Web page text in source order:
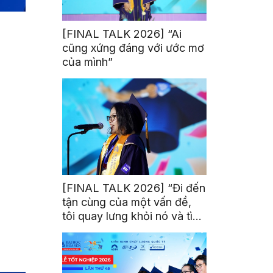
[FINAL TALK 2026] “Ai
cũng xứng đáng với ước mơ
của mình”
[FINAL TALK 2026] “Đi đến
tận cùng của một vấn đề,
tôi quay lưng khỏi nó và tìm
kiếm một bóng tối khác”